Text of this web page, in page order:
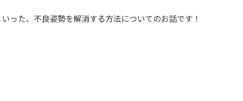
った、不良姿勢を解消する方法についてのお話です！